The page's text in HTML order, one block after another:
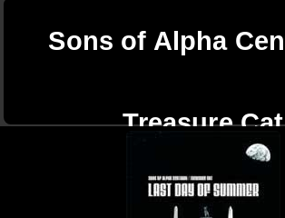
FEEEDBACK
Sons of Alpha
Treasure Cat